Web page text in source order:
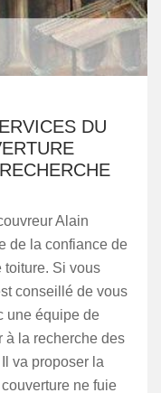
DU
Alain
de la confiance de
toiture. Si vous
conseillé de vous
une équipe de
à la recherche des
va proposer la
ne fuie